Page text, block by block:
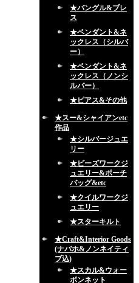
★バングル&ブレ
ス
★ペンダント&ネ
ックレス（シルバ
ー）
★ペンダント&ネ
ックレス（ノンシ
ルバー）
★ピアス&その他
★スー&シャイアンetc
作品
★シルバージュエ
リー
★ビーズワークジ
ュエリー&ポーチ
バッグ&etc
★クイルワークジ
ュエリー
★スターキルト
★Craft&Interior Goods
(ナバホ&ノンネイティ
ブ込)
★スカル&ウォー
ボンネット